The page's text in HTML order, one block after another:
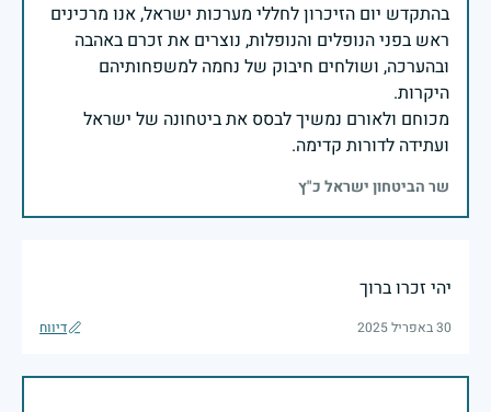
בהתקדש יום הזיכרון לחללי מערכות ישראל, אנו מרכינים
ראש בפני הנופלים והנופלות, נוצרים את זכרם באהבה
ובהערכה, ושולחים חיבוק של נחמה למשפחותיהם
מכוחם ולאורם נמשיך לבסס את ביטחונה של ישראל
ועתידה לדורות קדימה.
שר הביטחון ישראל כ"ץ
יהי זכרו ברוך
30 באפריל 2025 דיווח